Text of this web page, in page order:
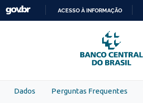
Skip to main content
PARA
O
CONTEÚDO
ACESSO À INFORMAÇÃO
Dados Perguntas Frequentes